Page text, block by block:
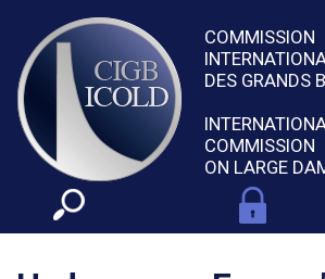
COMMISSION
DES GRANDS
COMMISSION
ON LARGE